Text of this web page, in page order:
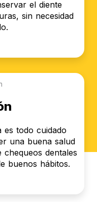
el diente
sin necesidad
es todo cuidado
una buena salud
dentales
buenos hábitos.